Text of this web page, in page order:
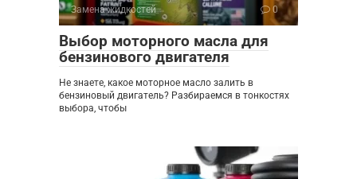
Замена жидкостей 0
Выбор моторного масла для
бензинового двигателя
Не знаете, какое моторное масло залить в
бензиновый двигатель? Разбираемся в тонкостях
выбора, чтобы